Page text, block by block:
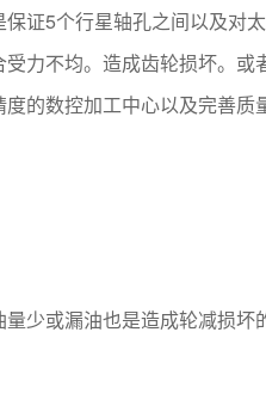
证5个行星轴孔之间以及对
力不均。造成齿轮损坏。
的数控加工中心以及完善质
少或漏油也是造成轮减损坏